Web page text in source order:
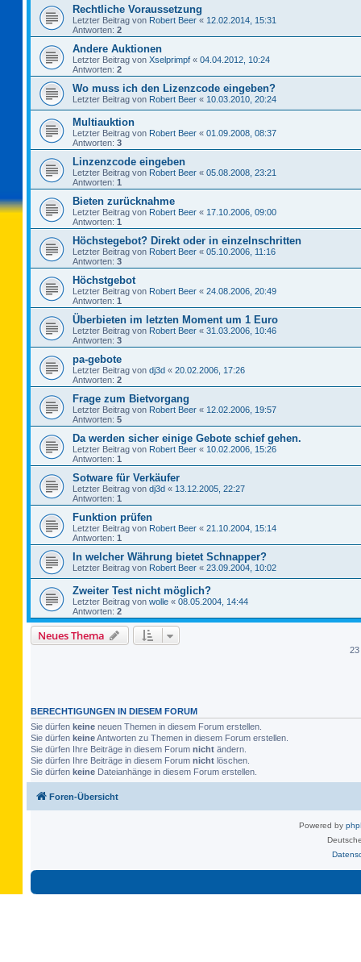
Rechtliche Voraussetzung
Letzter Beitrag von Robert Beer « 12.02.2014, 15:31
Antworten: 2
Andere Auktionen
Letzter Beitrag von Xselprimpf « 04.04.2012, 10:24
Antworten: 2
Wo muss ich den Lizenzcode eingeben?
Letzter Beitrag von Robert Beer « 10.03.2010, 20:24
Multiauktion
Letzter Beitrag von Robert Beer « 01.09.2008, 08:37
Antworten: 3
Linzenzcode eingeben
Letzter Beitrag von Robert Beer « 05.08.2008, 23:21
Antworten: 1
Bieten zurücknahme
Letzter Beitrag von Robert Beer « 17.10.2006, 09:00
Antworten: 1
Höchstegebot? Direkt oder in einzelnschritten
Letzter Beitrag von Robert Beer « 05.10.2006, 11:16
Antworten: 3
Höchstgebot
Letzter Beitrag von Robert Beer « 24.08.2006, 20:49
Antworten: 1
Überbieten im letzten Moment um 1 Euro
Letzter Beitrag von Robert Beer « 31.03.2006, 10:46
Antworten: 3
pa-gebote
Letzter Beitrag von dj3d « 20.02.2006, 17:26
Antworten: 2
Frage zum Bietvorgang
Letzter Beitrag von Robert Beer « 12.02.2006, 19:57
Antworten: 5
Da werden sicher einige Gebote schief gehen.
Letzter Beitrag von Robert Beer « 10.02.2006, 15:26
Antworten: 1
Sotware für Verkäufer
Letzter Beitrag von dj3d « 13.12.2005, 22:27
Antworten: 1
Funktion prüfen
Letzter Beitrag von Robert Beer « 21.10.2004, 15:14
Antworten: 1
In welcher Währung bietet Schnapper?
Letzter Beitrag von Robert Beer « 23.09.2004, 10:02
Zweiter Test nicht möglich?
Letzter Beitrag von wolle « 08.05.2004, 14:44
Antworten: 2
Neues Thema
23
BERECHTIGUNGEN IN DIESEM FORUM
Sie dürfen keine neuen Themen in diesem Forum erstellen.
Sie dürfen keineAntworten zu Themen in diesem Forum erstellen.
Sie dürfen Ihre Beiträge in diesem Forum nicht ändern.
Sie dürfen Ihre Beiträge in diesem Forum nicht löschen.
Sie dürfen keine Dateianhänge in diesem Forum erstellen.
Foren-Übersicht
Powered by